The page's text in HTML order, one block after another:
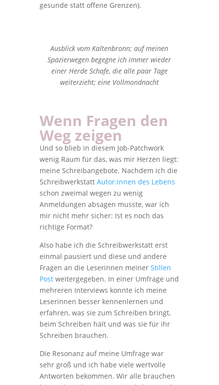
gesunde statt offene Grenzen).
Ausblick vom Kaltenbronn; auf meinen
Spazierwegen begegne ich immer wieder
einer Herde Schafe, die alle paar Tage
weiterzieht; eine Vollmondnacht
Wenn Fragen den
Weg zeigen
Und so blieb in diesem Job-Patchwork
wenig Raum für das, was mir Herzen liegt:
meine Schreibangebote. Nachdem ich die
Schreibwerkstatt Autor:innen des Lebens
schon zweimal wegen zu wenig
Anmeldungen absagen musste, war ich
mir nicht mehr sicher: Ist es noch das
richtige Format?
Also habe ich die Schreibwerkstatt erst
einmal pausiert und diese und andere
Fragen an die Leserinnen meiner Stillen
Postweitergegeben. In einer Umfrage und
mehreren Interviews konnte ich meine
Leserinnen besser kennenlernen und
erfahren, was sie zum Schreiben bringt,
beim Schreiben hält und was sie für ihr
Schreiben brauchen.
Die Resonanz auf meine Umfrage war
sehr groß und ich habe viele wertvolle
Antworten bekommen. Wir alle brauchen